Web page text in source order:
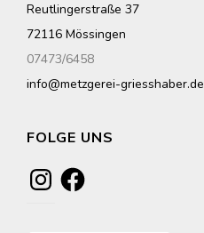
Reutlingerstraße 37
72116 Mössingen
07473/6458
info@metzgerei-griesshaber.de
FOLGE UNS
InstagramFacebook